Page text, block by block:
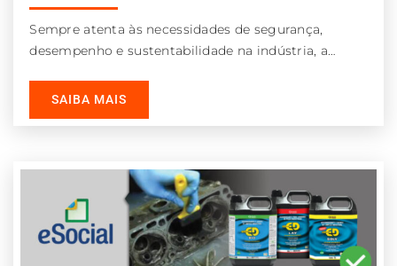
Sempre atenta às necessidades de segurança,
desempenho e sustentabilidade na indústria, a
Desengraxante Dielétrico
SAIBA MAIS